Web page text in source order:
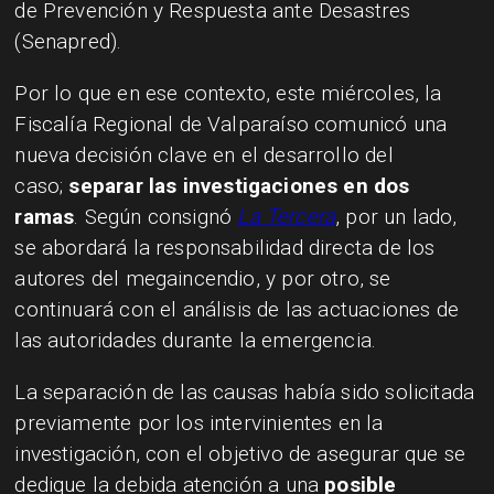
de Prevención y Respuesta ante Desastres
(Senapred).
Por lo que en ese contexto, este miércoles, la
Fiscalía Regional de Valparaíso comunicó una
nueva decisión clave en el desarrollo del
caso; separar las investigaciones en dos
ramas. Según consignó La Tercera, por un lado,
se abordará la responsabilidad directa de los
autores del megaincendio, y por otro, se
continuará con el análisis de las actuaciones de
las autoridades durante la emergencia.
La separación de las causas había sido solicitada
previamente por los intervinientes en la
investigación, con el objetivo de asegurar que se
dedique la debida atención a una posible